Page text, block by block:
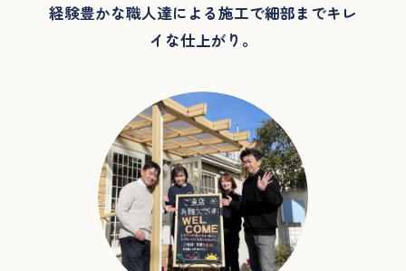
経験豊かな職人達による施工で細部までキレ
イな仕上がり。